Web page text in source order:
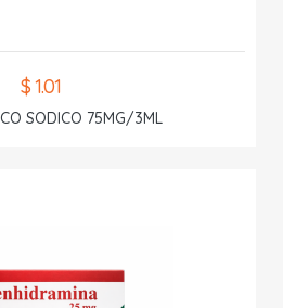
$ 1.01
SODICO 75MG/3ML